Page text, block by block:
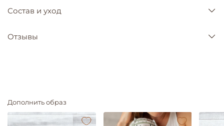
Состав и уход
Отзывы
Дополнить образ